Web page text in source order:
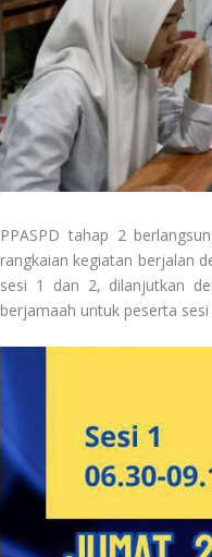
PPASPD tahap 2
rangkaian kegiatan berjalan
sesi 1 dan 2, dilanjutkan
berjamaah untuk peserta sesi